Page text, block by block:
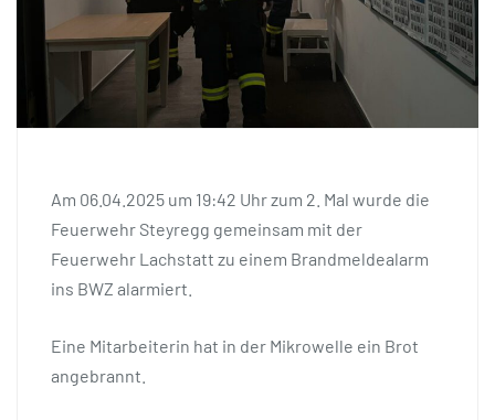
Am 06.04.2025 um 19:42 Uhr zum 2. Mal wurde die
Feuerwehr Steyregg gemeinsam mit der
Feuerwehr Lachstatt zu einem Brandmeldealarm
ins BWZ alarmiert.
Eine Mitarbeiterin hat in der Mikrowelle ein Brot
angebrannt.